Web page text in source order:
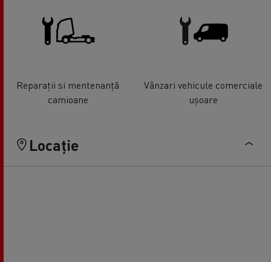
Reparații si mentenanță
camioane
Vânzari vehicule comerciale
ușoare
Locație